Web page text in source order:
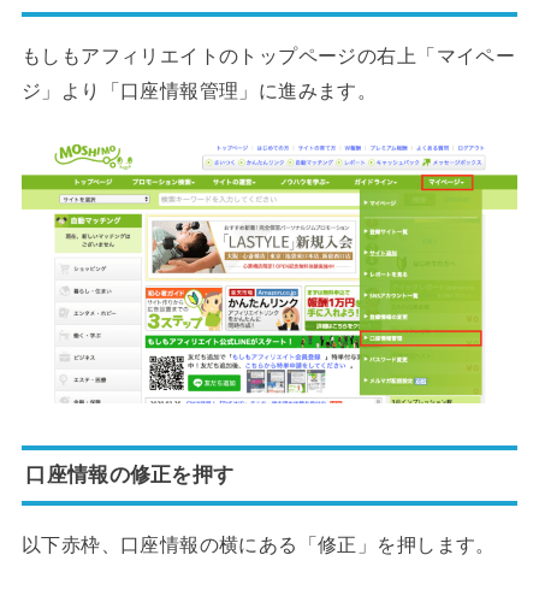
もしもアフィリエイトのトップページの右上「マイペー
ジ」より「口座情報管理」に進みます。
口座情報の修正を押す
以下赤枠、口座情報の横にある「修正」を押します。